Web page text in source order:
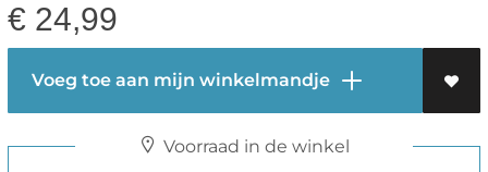
€ 24,99
Voeg toe aan mijn winkelmandje
Voorraad in de winkel